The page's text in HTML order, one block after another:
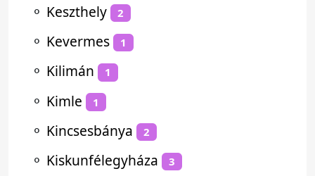
⚬ Keszthely 2
⚬ Kevermes 1
⚬ Kilimán 1
⚬ Kimle 1
⚬ Kincsesbánya 2
⚬ Kiskunfélegyháza 3